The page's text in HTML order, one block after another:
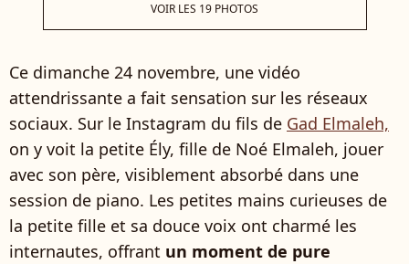
VOIR LES 19 PHOTOS
Ce dimanche 24 novembre, une vidéo
attendrissante a fait sensation sur les réseaux
sociaux. Sur le Instagram du fils de Gad Elmaleh,
on y voit la petite Ély, fille de Noé Elmaleh, jouer
avec son père, visiblement absorbé dans une
session de piano. Les petites mains curieuses de
la petite fille et sa douce voix ont charmé les
internautes, offrant un moment de pure